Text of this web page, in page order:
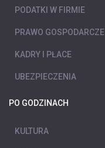
PODATKI W FIRMIE
PRAWO GOSPODARCZE
KADRY I PŁACE
UBEZPIECZENIA
PO GODZINACH
KULTURA